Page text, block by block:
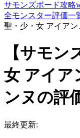
サモンズボード攻略
全モンスター評価一
聖・少・女 アイア
【サモン
女 アイア
ンヌの評
最終更新: